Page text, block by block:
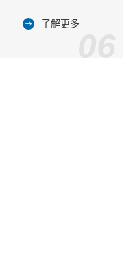
了解更多